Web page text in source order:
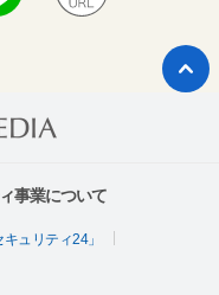
事業について
ュリティ24」